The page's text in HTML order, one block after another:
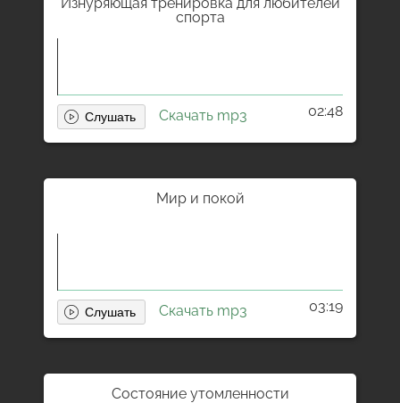
спорта
Скачать mp3 02:48
Мир и покой
Скачать mp3 03:19
Состояние утомленности